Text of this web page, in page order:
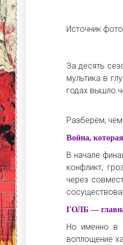
Источник
За десять
мультика в
годах вышло
Разберём,
Война,
В начале
конфликт,
через
ГОЛБ —
Но именно в
воплощение